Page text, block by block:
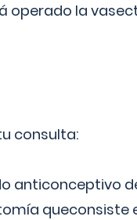
operado la
consulta:
anticonceptivo
queconsiste